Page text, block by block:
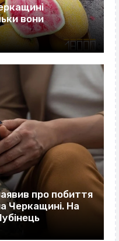
вони
про побиття
Черкащині. На